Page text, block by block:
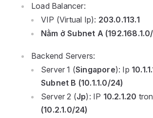
Load Balancer:
VIP (Virtual Ip): 203.0.113.1
Nằm ở Subnet A
Backend Servers:
Server 1 (Singapore): Ip
Subnet B (10.1.1.0/24)
Server 2 (Jp): IP 10.2.1.20
(10.2.1.0/24)